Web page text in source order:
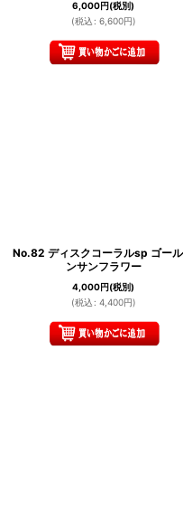
6,000円(税別)
(税込 : 6,600円)
No.82 ディスクコーラルsp ゴー
ンサンフラワー
4,000円(税別)
(税込 : 4,400円)